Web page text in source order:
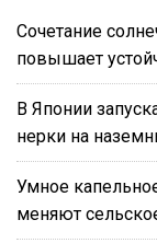
Сочетание
повышает
В Японии
нерки на
Умное
меняют